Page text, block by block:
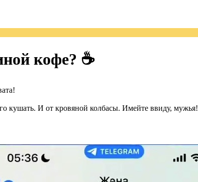
кофе? ☕️
кушать. И от кровяной колбасы. Имейте ввиду, мужья!